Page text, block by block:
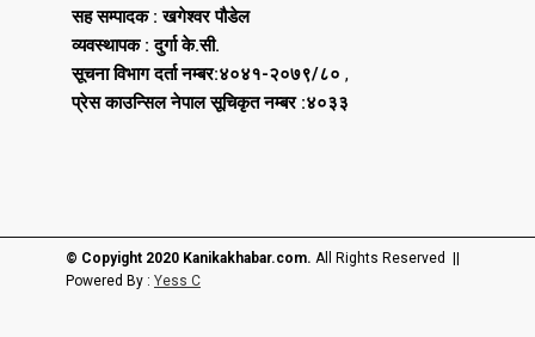
सह सम्पादक : खगेश्वर पौडेल
व्यवस्थापक : दुर्गा के.सी.
सूचना विभाग दर्ता नम्बर:४०४१-२०७९/८० ,
प्रेस काउन्सिल नेपाल सूचिकृत नम्बर :४०३३
© Copyight 2020 Kanikakhabar.com. All Rights Reserved ||
Powered By : Yess C